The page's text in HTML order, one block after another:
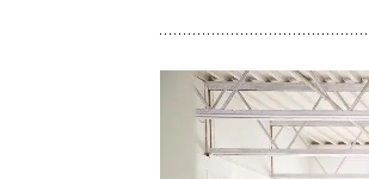
宿泊施設
RemoteLOCKを導